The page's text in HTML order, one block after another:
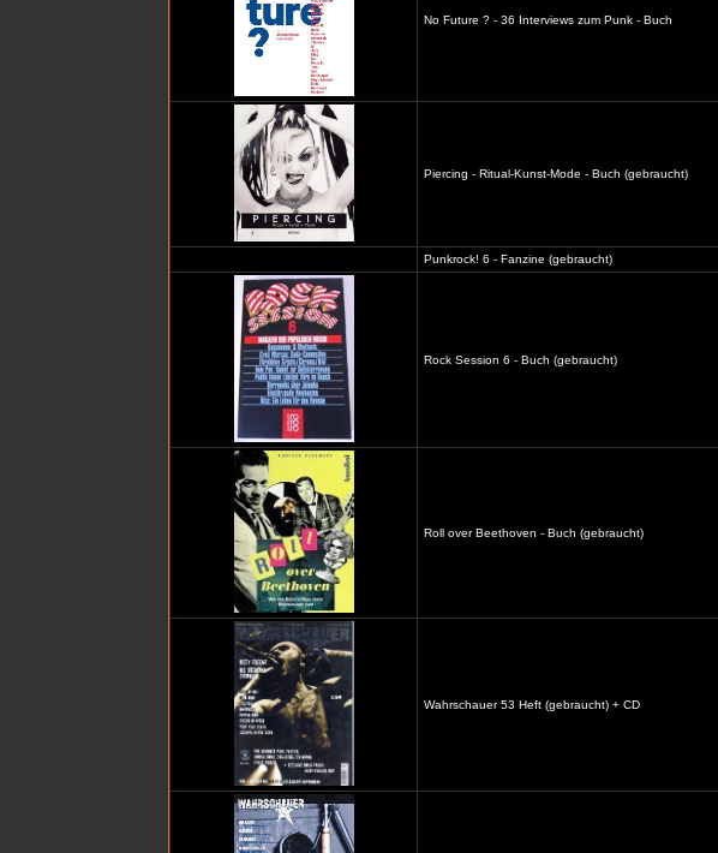
No Future ? - 36 Interviews zum Punk - Buch
Piercing - Ritual-Kunst-Mode - Buch (gebraucht)
Punkrock! 6 - Fanzine (gebraucht)
Rock Session 6 - Buch (gebraucht)
Roll over Beethoven - Buch (gebraucht)
Wahrschauer 53 Heft (gebraucht) + CD